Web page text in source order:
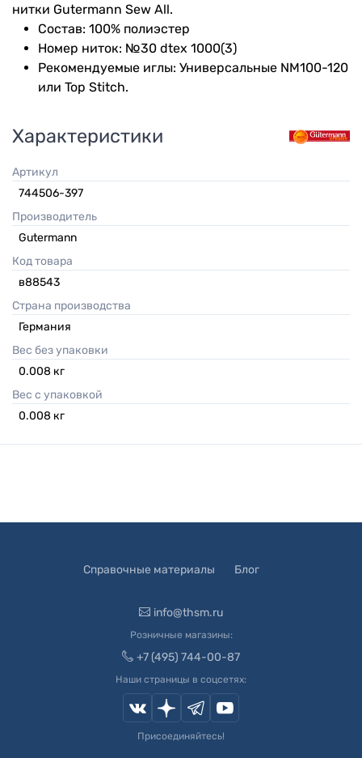
нитки Gutermann Sew All.
Состав: 100% полиэстер
Номер ниток: №30 dtex 1000(3)
Рекомендуемые иглы: Универсальные NM100-120
или Top Stitch.
Характеристики
Артикул
744506-397
Производитель
Gutermann
Код товара
в88543
Страна производства
Германия
Вес без упаковки
0.008 кг
Вес с упаковкой
0.008 кг
Справочные материалы Блог
info@thsm.ru
Розничные магазины:
+7 (495) 744-00-87
Наши страницы в соцсетях:
Присоединяйтесь!